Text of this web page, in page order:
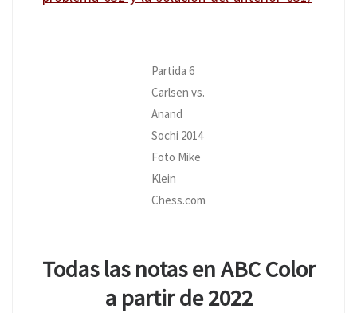
Partida 6
Carlsen vs.
Anand
Sochi 2014
Foto Mike
Klein
Chess.com
Todas las notas en ABC Color
a partir de 2022